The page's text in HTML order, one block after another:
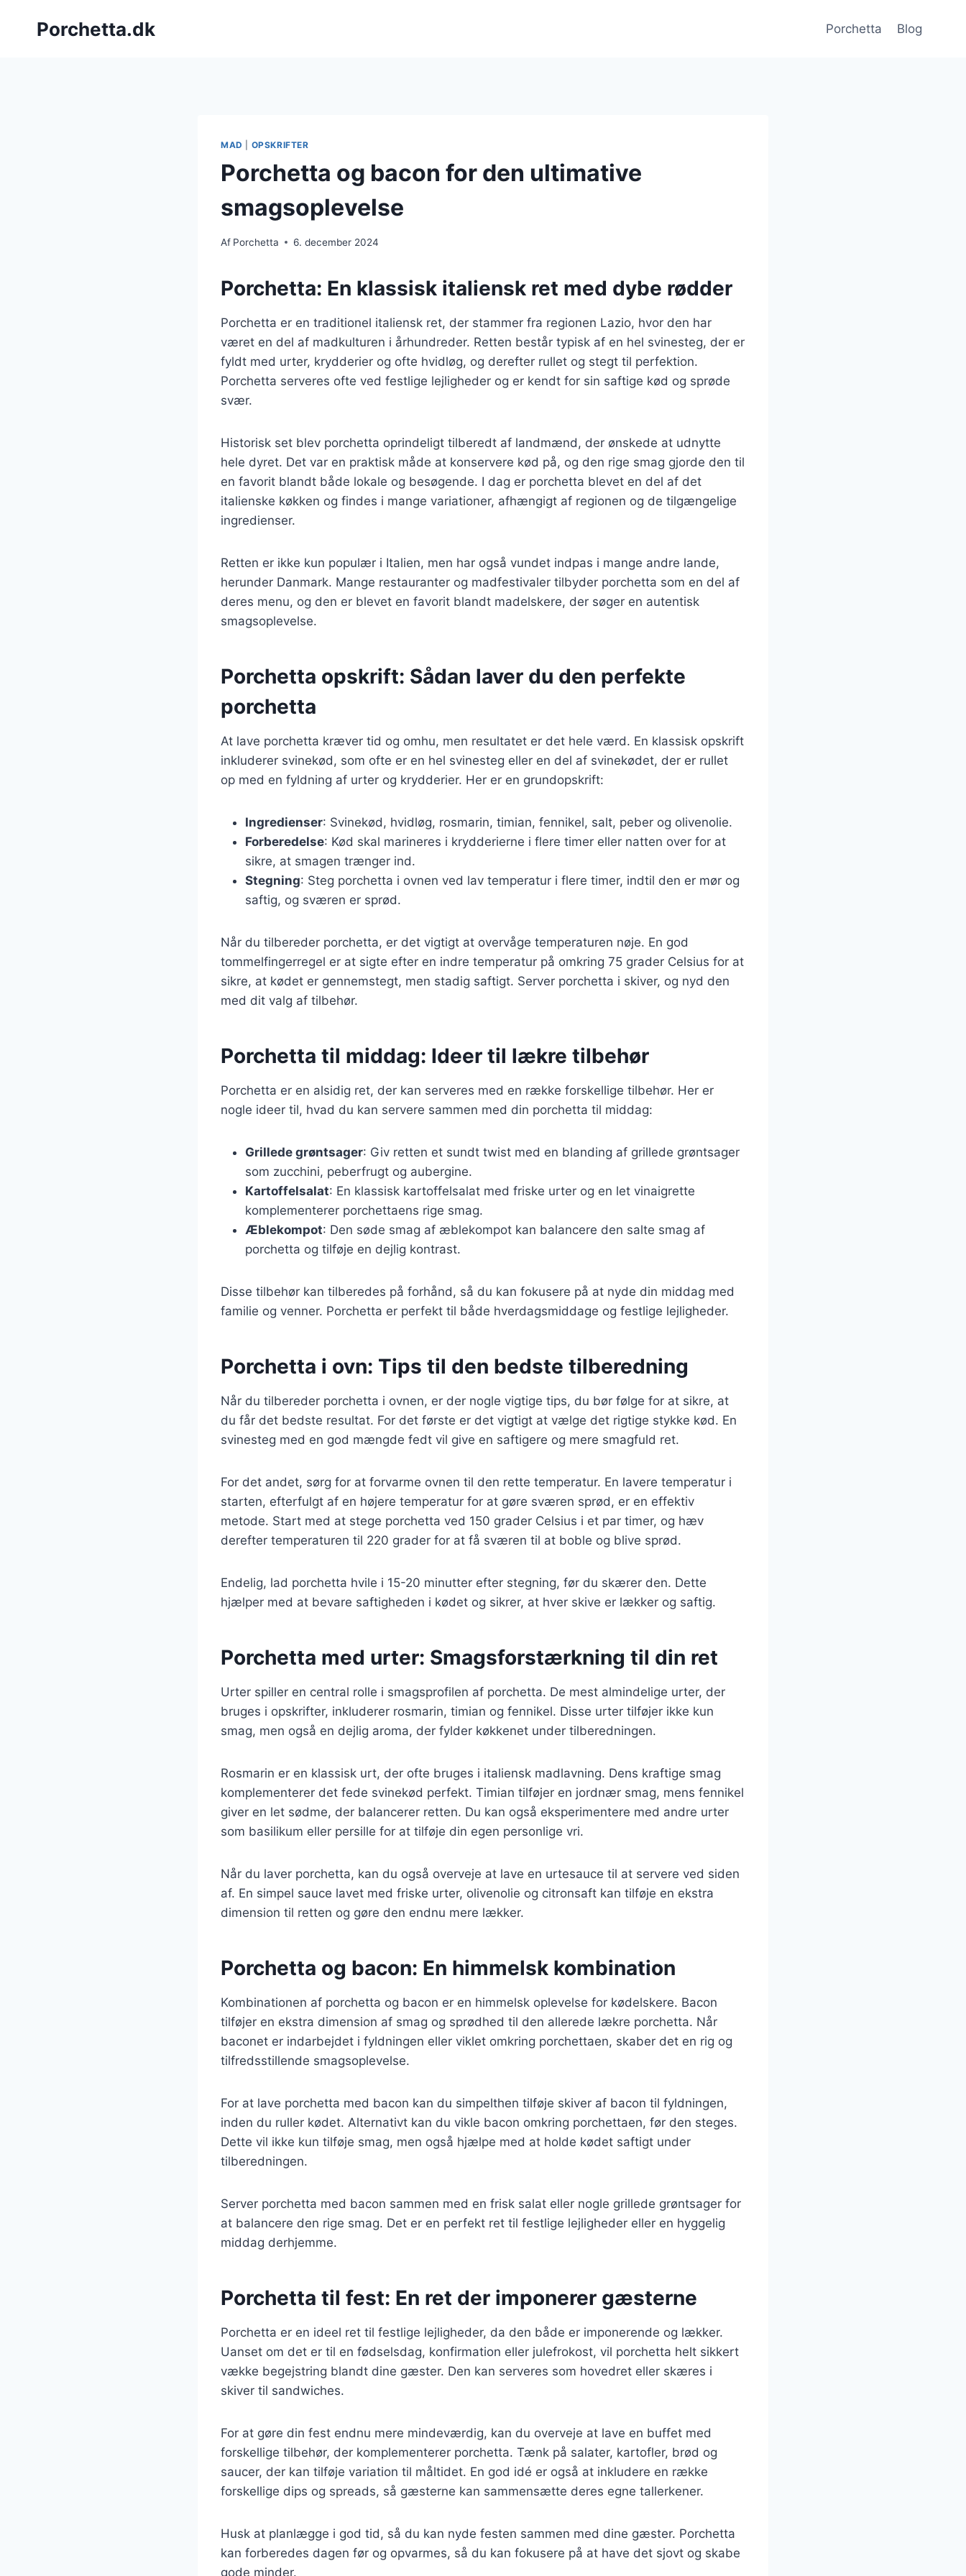
Porchetta.dk Porchetta Blog
MAD OPSKRIFTER
Porchetta og bacon for den ultimative
smagsoplevelse
Af Porchetta 6. december 2024
Porchetta: En klassisk italiensk ret med dybe rødder
Porchetta er en traditionel italiensk ret, der stammer fra regionen Lazio, hvor den har
været en del af madkulturen i århundreder. Retten består typisk af en hel svinesteg, der er
fyldt med urter, krydderier og ofte hvidløg, og derefter rullet og stegt til perfektion.
Porchetta serveres ofte ved festlige lejligheder og er kendt for sin saftige kød og sprøde
svær.
Historisk set blev porchetta oprindeligt tilberedt af landmænd, der ønskede at udnytte
hele dyret. Det var en praktisk måde at konservere kød på, og den rige smag gjorde den til
en favorit blandt både lokale og besøgende. I dag er porchetta blevet en del af det
italienske køkken og findes i mange variationer, afhængigt af regionen og de tilgængelige
ingredienser.
Retten er ikke kun populær i Italien, men har også vundet indpas i mange andre lande,
herunder Danmark. Mange restauranter og madfestivaler tilbyder porchetta som en del af
deres menu, og den er blevet en favorit blandt madelskere, der søger en autentisk
smagsoplevelse.
Porchetta opskrift: Sådan laver du den perfekte
porchetta
At lave porchetta kræver tid og omhu, men resultatet er det hele værd. En klassisk opskrift
inkluderer svinekød, som ofte er en hel svinesteg eller en del af svinekødet, der er rullet
op med en fyldning af urter og krydderier. Her er en grundopskrift:
Ingredienser: Svinekød, hvidløg, rosmarin, timian, fennikel, salt, peber og olivenolie.
Forberedelse: Kød skal marineres i krydderierne i flere timer eller natten over for at
sikre, at smagen trænger ind.
Stegning: Steg porchetta i ovnen ved lav temperatur i flere timer, indtil den er mør og
saftig, og sværen er sprød.
Når du tilbereder porchetta, er det vigtigt at overvåge temperaturen nøje. En god
tommelfingerregel er at sigte efter en indre temperatur på omkring 75 grader Celsius for at
sikre, at kødet er gennemstegt, men stadig saftigt. Server porchetta i skiver, og nyd den
med dit valg af tilbehør.
Porchetta til middag: Ideer til lækre tilbehør
Porchetta er en alsidig ret, der kan serveres med en række forskellige tilbehør. Her er
nogle ideer til, hvad du kan servere sammen med din porchetta til middag:
Grillede grøntsager: Giv retten et sundt twist med en blanding af grillede grøntsager
som zucchini, peberfrugt og aubergine.
Kartoffelsalat: En klassisk kartoffelsalat med friske urter og en let vinaigrette
komplementerer porchettaens rige smag.
Æblekompot: Den søde smag af æblekompot kan balancere den salte smag af
porchetta og tilføje en dejlig kontrast.
Disse tilbehør kan tilberedes på forhånd, så du kan fokusere på at nyde din middag med
familie og venner. Porchetta er perfekt til både hverdagsmiddage og festlige lejligheder.
Porchetta i ovn: Tips til den bedste tilberedning
Når du tilbereder porchetta i ovnen, er der nogle vigtige tips, du bør følge for at sikre, at
du får det bedste resultat. For det første er det vigtigt at vælge det rigtige stykke kød. En
svinesteg med en god mængde fedt vil give en saftigere og mere smagfuld ret.
For det andet, sørg for at forvarme ovnen til den rette temperatur. En lavere temperatur i
starten, efterfulgt af en højere temperatur for at gøre sværen sprød, er en effektiv
metode. Start med at stege porchetta ved 150 grader Celsius i et par timer, og hæv
derefter temperaturen til 220 grader for at få sværen til at boble og blive sprød.
Endelig, lad porchetta hvile i 15-20 minutter efter stegning, før du skærer den. Dette
hjælper med at bevare saftigheden i kødet og sikrer, at hver skive er lækker og saftig.
Porchetta med urter: Smagsforstærkning til din ret
Urter spiller en central rolle i smagsprofilen af porchetta. De mest almindelige urter, der
bruges i opskrifter, inkluderer rosmarin, timian og fennikel. Disse urter tilføjer ikke kun
smag, men også en dejlig aroma, der fylder køkkenet under tilberedningen.
Rosmarin er en klassisk urt, der ofte bruges i italiensk madlavning. Dens kraftige smag
komplementerer det fede svinekød perfekt. Timian tilføjer en jordnær smag, mens fennikel
giver en let sødme, der balancerer retten. Du kan også eksperimentere med andre urter
som basilikum eller persille for at tilføje din egen personlige vri.
Når du laver porchetta, kan du også overveje at lave en urtesauce til at servere ved siden
af. En simpel sauce lavet med friske urter, olivenolie og citronsaft kan tilføje en ekstra
dimension til retten og gøre den endnu mere lækker.
Porchetta og bacon: En himmelsk kombination
Kombinationen af porchetta og bacon er en himmelsk oplevelse for kødelskere. Bacon
tilføjer en ekstra dimension af smag og sprødhed til den allerede lækre porchetta. Når
baconet er indarbejdet i fyldningen eller viklet omkring porchettaen, skaber det en rig og
tilfredsstillende smagsoplevelse.
For at lave porchetta med bacon kan du simpelthen tilføje skiver af bacon til fyldningen,
inden du ruller kødet. Alternativt kan du vikle bacon omkring porchettaen, før den steges.
Dette vil ikke kun tilføje smag, men også hjælpe med at holde kødet saftigt under
tilberedningen.
Server porchetta med bacon sammen med en frisk salat eller nogle grillede grøntsager for
at balancere den rige smag. Det er en perfekt ret til festlige lejligheder eller en hyggelig
middag derhjemme.
Porchetta til fest: En ret der imponerer gæsterne
Porchetta er en ideel ret til festlige lejligheder, da den både er imponerende og lækker.
Uanset om det er til en fødselsdag, konfirmation eller julefrokost, vil porchetta helt sikkert
vække begejstring blandt dine gæster. Den kan serveres som hovedret eller skæres i
skiver til sandwiches.
For at gøre din fest endnu mere mindeværdig, kan du overveje at lave en buffet med
forskellige tilbehør, der komplementerer porchetta. Tænk på salater, kartofler, brød og
saucer, der kan tilføje variation til måltidet. En god idé er også at inkludere en række
forskellige dips og spreads, så gæsterne kan sammensætte deres egne tallerkener.
Husk at planlægge i god tid, så du kan nyde festen sammen med dine gæster. Porchetta
kan forberedes dagen før og opvarmes, så du kan fokusere på at have det sjovt og skabe
gode minder.